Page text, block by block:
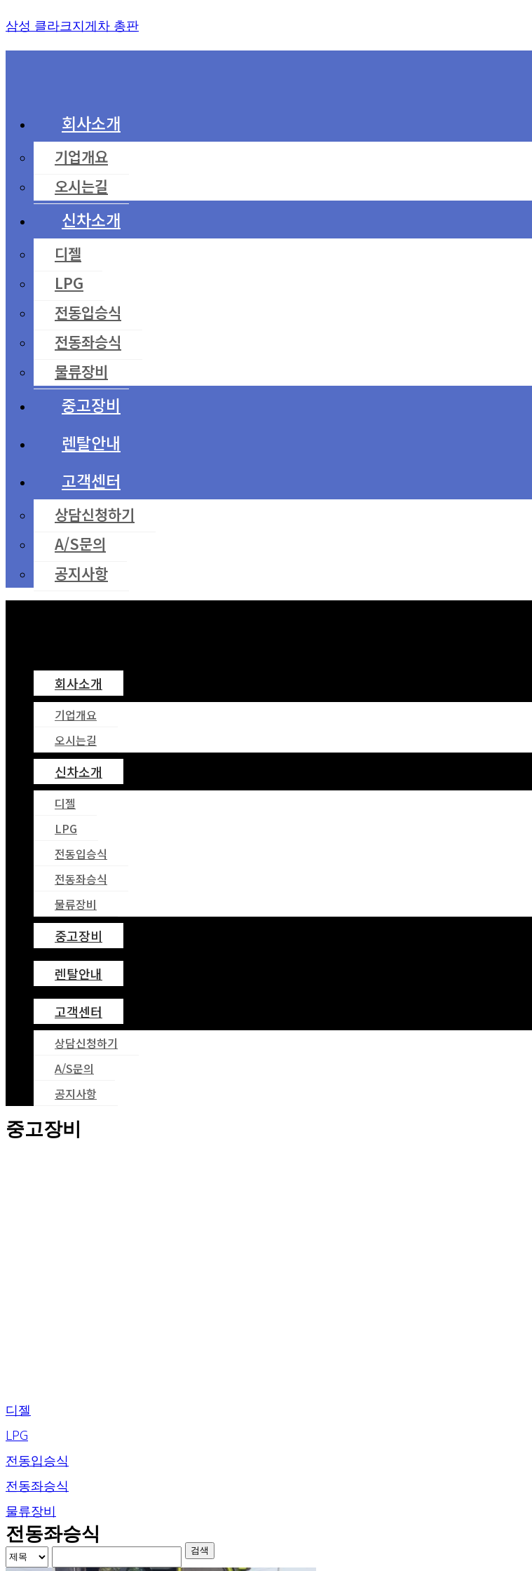
Skip
to
삼성 클라크지게차 총판
회사소개
기업개요
오시는길
신차소개
디젤
LPG
전동입승식
전동좌승식
물류장비
중고장비
렌탈안내
고객센터
상담신청하기
A/S문의
공지사항
회사소개
기업개요
오시는길
신차소개
디젤
LPG
전동입승식
전동좌승식
물류장비
중고장비
렌탈안내
고객센터
상담신청하기
A/S문의
공지사항
중고장비
디젤
LPG
전동입승식
전동좌승식
물류장비
전동좌승식
검색